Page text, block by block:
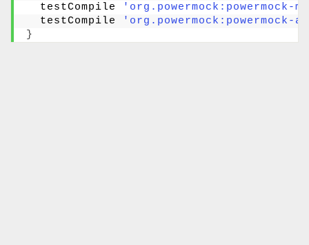
  testCompile
  testCompile
}